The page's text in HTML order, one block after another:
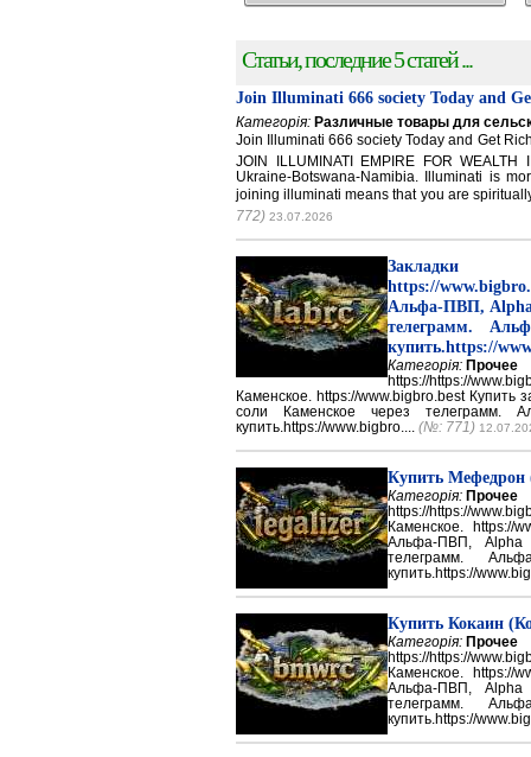
Статьи, последние 5 статей ...
Join Illuminati 666 society Today and
Категорія: Различные товары для
Join Illuminati 666 society Today and Get
JOIN ILLUMINATI EMPIRE FOR WEALTH
Ukraine-Botswana-Namibia. Illuminati is
joining illuminati means that you are
772) 23.07.2026
Закладки
https://
Альфа-ПВП, Alpha
телеграмм.
купить.https://
Категорія: Прочее
https://https://
Каменское. https://www.bigbro.best Купить
соли Каменское через телеграмм.
купить.https://www.bigbro.... (№: 771)
Купить
Категорія: Прочее
https://https://
Каменское. https://
Альфа-ПВП, Alpha
телеграмм.
купить.https://
Купить Кокаин
Категорія: Прочее
https://https://
Каменское. https://
Альфа-ПВП, Alpha
телеграмм.
купить.https://